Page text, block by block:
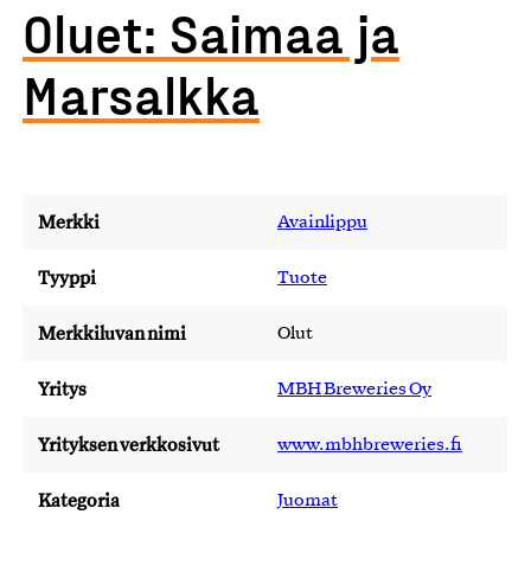
Oluet: Saimaa ja
Marsalkka
Merkki Avainlippu
Tyyppi Tuote
Merkkiluvan nimi Olut
Yritys MBH Breweries Oy
Yrityksen verkkosivut www.mbhbreweries.fi
Kategoria Juomat